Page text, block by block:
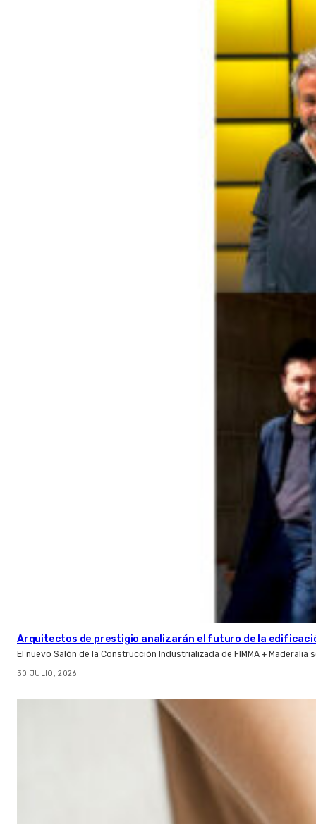
Arquitectos de prestigio analizarán el futuro de la
El nuevo Salón de la Construcción Industrializada de FIMMA +
30 JULIO, 2026